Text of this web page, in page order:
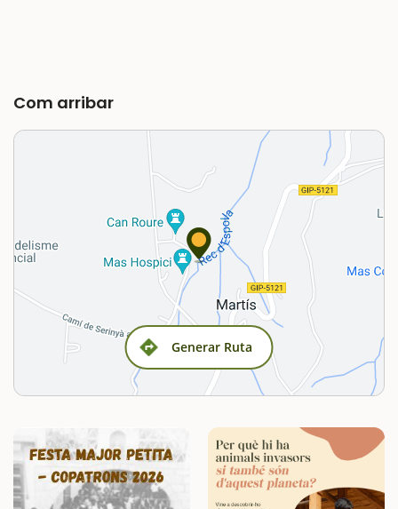
Com arribar
Generar Ruta